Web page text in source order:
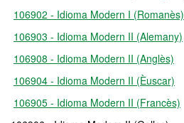
106902 - Idioma Modern I (Romanès)
106903 - Idioma Modern II (Alemany)
106908 - Idioma Modern II (Anglès)
106904 - Idioma Modern II (Èuscar)
106905 - Idioma Modern II (Francès)